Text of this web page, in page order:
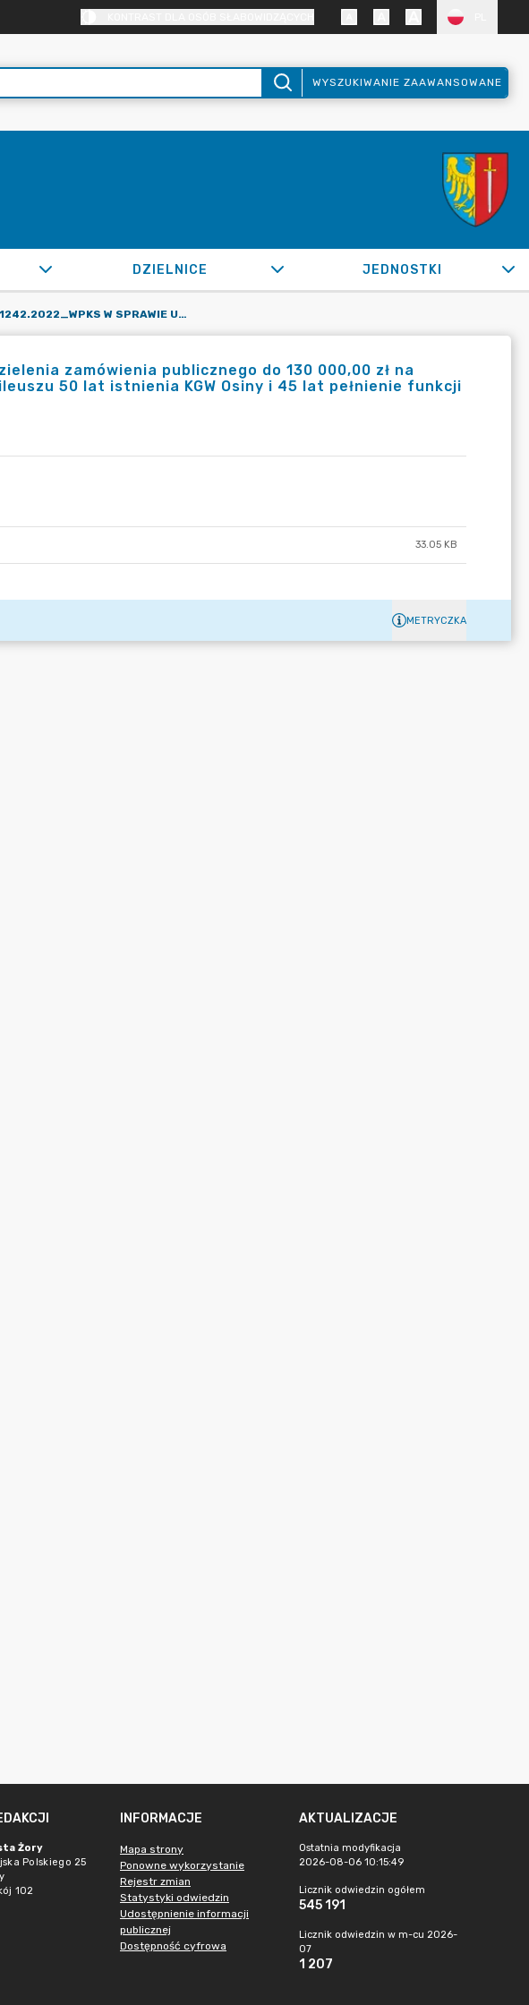
WYSZUKIWANIE ZAAWANSOWANE
DZIELNICE JEDNOSTKI
OR.0050.1242.2022_WPKS W SPRAWIE UDZIELENIA ZAMÓWIENIA PUBLICZNEGO DO 130 000,00 ZŁ NA SFINANSOWANIE KOSZTÓW ORGANIZACJI JUBILEUSZU 50 LAT ISTNIENIA KGW OSINY I 45 LAT PEŁNIENIE FUNKCJI PRZEWODNICZĄCEJ KGW OSINY W ŻORACH
zamówienia publicznego do 130 000,00 zł na
50 lat istnienia KGW Osiny i 45 lat pełnienie funkcji
33.05 KB
METRYCZKA
Żory
Polskiego 25
102
INFORMACJE
Mapa strony
Ponowne wykorzystanie
Rejestr zmian
Statystyki odwiedzin
Udostępnienie informacji
publicznej
Dostępność cyfrowa
AKTUALIZACJE
Ostatnia modyfikacja
2026-08-06 10:15:49
Licznik odwiedzin ogółem
545 191
Licznik odwiedzin w m-cu 2026-
07
1 207